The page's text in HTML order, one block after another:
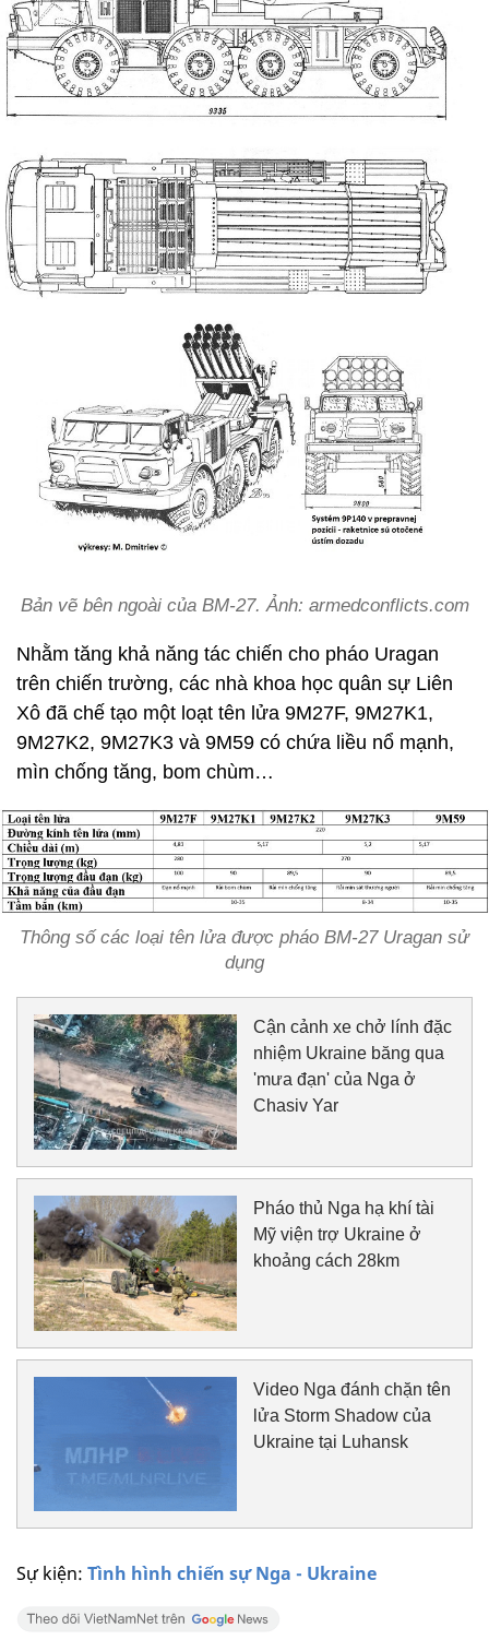
Sự kiện: Tình hình chiến sự Nga - Ukraine
Bản vẽ bên ngoài của BM-27. Ảnh: armedconflicts.com
Nhằm tăng khả năng tác chiến cho pháo Uragan
trên chiến trường, các nhà khoa học quân sự Liên
Xô đã chế tạo một loạt tên lửa 9M27F, 9M27K1,
9M27K2, 9M27K3 và 9M59 có chứa liều nổ mạnh,
mìn chống tăng, bom chùm…
Thông số các loại tên lửa được pháo BM-27 Uragan sử
dụng
Cận cảnh xe chở lính đặc
nhiệm Ukraine băng qua
'mưa đạn' của Nga ở
Chasiv Yar
Pháo thủ Nga hạ khí tài
Mỹ viện trợ Ukraine ở
khoảng cách 28km
Video Nga đánh chặn tên
lửa Storm Shadow của
Ukraine tại Luhansk